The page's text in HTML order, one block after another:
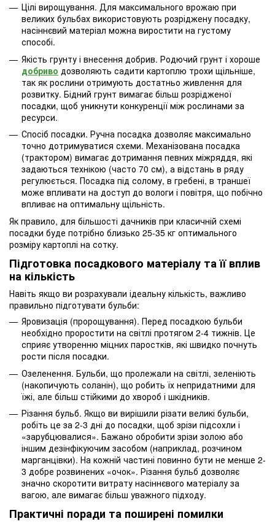
Цілі вирощування. Для максимального врожаю при
великих бульбах використовують розріджену посадку,
насіннєвий матеріал можна виростити на густому
способі.
Якість грунту і внесення добрив. Родючий грунт і хороше
добриво дозволяють садити картоплю трохи щільніше,
так як рослини отримують достатньо живлення для
розвитку. Бідний грунт вимагає більш розрідженої
посадки, щоб уникнути конкуренції між рослинами за
ресурси.
Спосіб посадки. Ручна посадка дозволяє максимально
точно дотримуватися схеми. Механізована посадка
(трактором) вимагає дотримання певних міжряддя, які
задаються технікою (часто 70 см), а відстань в ряду
регулюється. Посадка під солому, в гребені, в траншеї
може впливати на доступ до вологи і повітря, що побічно
впливає на оптимальну щільність.
Як правило, для більшості дачників при класичній схемі
посадки буде потрібно близько 25-35 кг оптимального
розміру картоплі на сотку.
Підготовка посадкового матеріалу та її вплив
на кількість
Навіть якщо ви розрахували ідеальну кількість, важливо
правильно підготувати бульби:
Яровизація (пророщування). Перед посадкою бульби
необхідно проростити на світлі протягом 2-4 тижнів. Це
сприяє утворенню міцних паростків, які швидко почнуть
рости після посадки.
Озеленення. Бульби, що пролежали на світлі, зеленіють
(накопичують соланін), що робить їх непридатними для
їжі, але більш стійкими до хвороб і шкідників.
Різання бульб. Якщо ви вирішили різати великі бульби,
робіть це за 2-3 дні до посадки, щоб зрізи підсохли і
«зарубцювалися». Бажано обробити зрізи золою або
іншим дезінфікуючим засобом (наприклад, розчином
марганцівки). На кожній частині повинно бути не менше 2-
3 добре розвинених «очок». Різання бульб дозволяє
значно скоротити витрату насіннєвого матеріалу за
вагою, але вимагає більш уважного підходу.
Практичні поради та поширені помилки